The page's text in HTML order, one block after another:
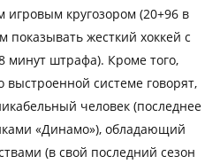
кругозором (20+96 в
показывать жесткий хоккей с
минут штрафа). Кроме того,
выстроенной системе говорят,
человек (последнее
«Динамо»), обладающий
(в свой последний сезон